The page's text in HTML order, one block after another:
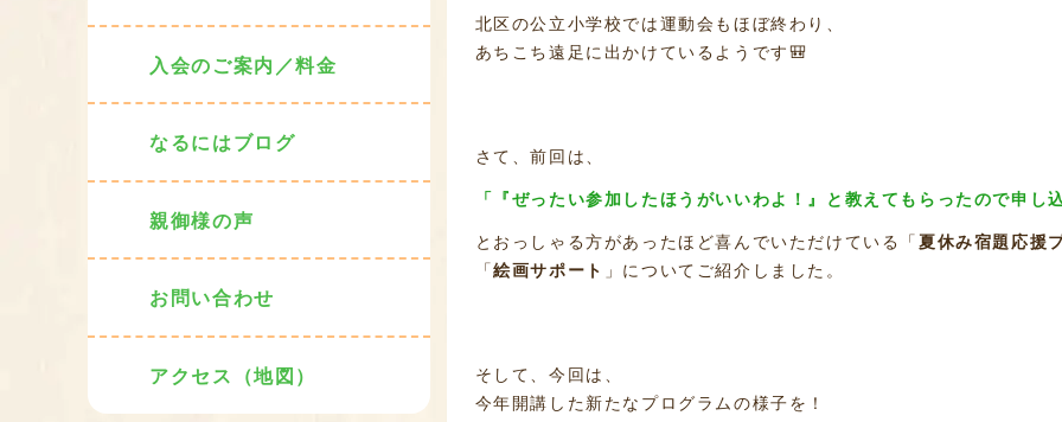
北区の公立小学校では運動会もほぼ終わり、
あちこち遠足に出かけているようです🎒
さて、前回は、
「『ぜったい参加したほうがいいわよ！』と教えてもらったので申し
とおっしゃる方があったほど喜んでいただけている「夏休み宿題応援
「絵画サポート 」についてご紹介しました。
そして、今回は、
今年開講した新たなプログラムの様子を！
入会のご案内／料金
なるにはブログ
親御様の声
お問い合わせ
アクセス（地図）